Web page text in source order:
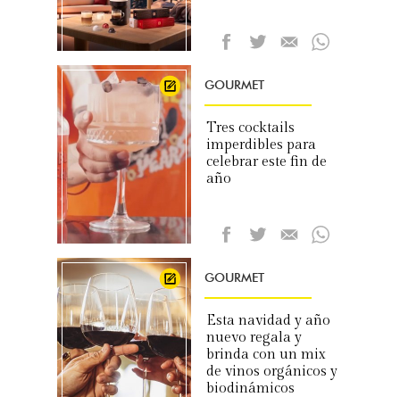
GOURMET
Tres cocktails
imperdibles para
celebrar este fin de
año
GOURMET
Esta navidad y año
nuevo regala y
brinda con un mix
de vinos orgánicos y
biodinámicos